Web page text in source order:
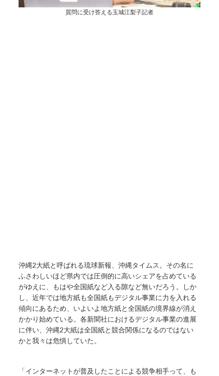
質問に受け答える玉城江梨子記者
沖縄2大紙と呼ばれる琉球新報、沖縄タイムス。その名に
ふさわしいほど県内では圧倒的に高いシェアを占めている
がゆえに、もはや全国紙など入る隙など無いだろう。しか
し、近年では地方紙も全国紙もデジタル事業に力を入れる
傾向にあるため、いよいよ地方紙と全国紙の境界線が消え
かかり始めている。各新聞社におけるデジタル事業の進展
に伴い、沖縄2大紙は全国紙と競合関係になるのではない
かと我々は危惧していた。
「インターネットが普及したことによる競争相手って、も